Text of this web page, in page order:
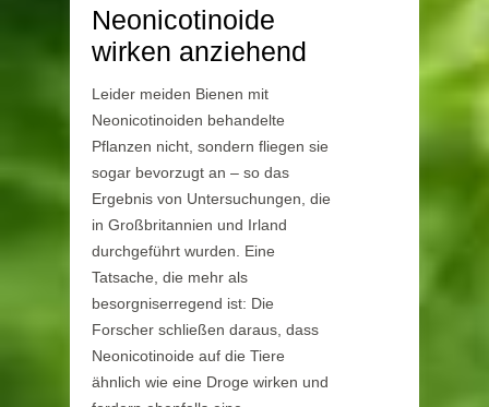
Neonicotinoide
wirken anziehend
Leider meiden Bienen mit
Neonicotinoiden behandelte
Pflanzen nicht, sondern fliegen sie
sogar bevorzugt an – so das
Ergebnis von Untersuchungen, die
in Großbritannien und Irland
durchgeführt wurden. Eine
Tatsache, die mehr als
besorgniserregend ist: Die
Forscher schließen daraus, dass
Neonicotinoide auf die Tiere
ähnlich wie eine Droge wirken und